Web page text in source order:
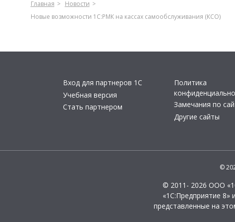
Главная
Новости
Новые возможности 1С:РМК на кассах самообслуживания (КСО)
Вход для партнеров 1С
Учебная версия
Стать партнером
Политика
Замечания по
Другие сайты
©
© 2011- 2026 ООО
«1С:Предприятие 8»
представленные на